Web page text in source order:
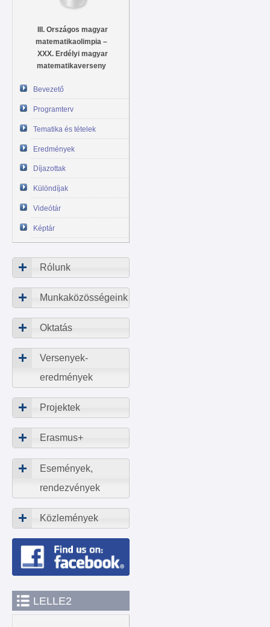
III. Országos magyar
matematikaolimpia –
XXX. Erdélyi magyar
matematikaverseny
Bevezető
Programterv
Tematika és tételek
Eredmények
Díjazottak
Különdíjak
Videótár
Képtár
Rólunk
Munkaközösségeink
Oktatás
Versenyek-
eredmények
Projektek
Erasmus+
Események,
rendezvények
Közlemények
LELLE2